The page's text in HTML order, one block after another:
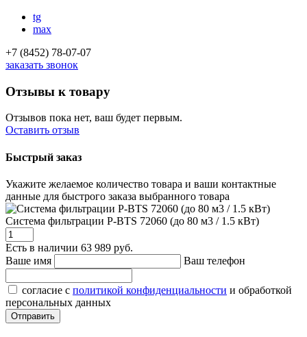
tg
max
+7 (8452) 78-07-07
заказать звонок
Отзывы к товару
Отзывов пока нет, ваш будет первым.
Оставить отзыв
Быстрый заказ
Укажите желаемое количество товара и ваши контактные
данные для быстрого заказа выбранного товара
Система фильтрации P-BTS 72060 (до 80 м3 / 1.5 кВт)
Есть в наличии 63 989 руб.
Ваше имя
Ваш телефон
согласие с политикой конфиденциальности и обработкой
персональных данных